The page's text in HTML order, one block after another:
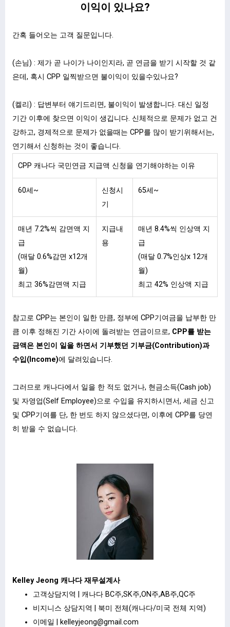
이익이 있나요?
간혹 들어오는 고객 질문입니다.
(손님) : 제가 곧 나이가 나이인지라, 곧 연금을 받기 시작할 것 같
은데, 혹시 CPP 일찍받으면 불이익이 있을수있나요?
(켈리) : 답변부터 얘기드리면, 불이익이 발생합니다. 대신 일정
기간 이후에 찾으면 이익이 생깁니다. 신체적으로 문제가 없고 건
강하고, 경제적으로 문제가 없을때는 CPP를 많이 받기위해서는,
연기해서 신청하는 것이 좋습니다.
CPP 캐나다 국민연금 지급액 신청을 연기해야하는 이유
60세~
신청시
기
65세~
매년 7.2%씩 감면액 지
급
(매달 0.6%감면 x12개
월)
최고 36%감면액 지급
지급내
용
매년 8.4%씩 인상액 지
급
(매달 0.7%인상x 12개
월)
최고 42% 인상액 지급
참고로 CPP는 본인이 일한 만큼, 정부에 CPP기여금을 납부한 만
큼 이후 정해진 기간 사이에 돌려받는 연금이므로, CPP를 받는
금액은 본인이 일을 하면서 기부했던 기부금(Contribution)과
수입(Income)에 달려있습니다.
그러므로 캐나다에서 일을 한 적도 없거나, 현금소득(Cash job)
및 자영업(Self Employee)으로 수입을 유지하시면서, 세금 신고
및 CPP기여를 단, 한 번도 하지 않으셨다면, 이후에 CPP를 당연
히 받을 수 없습니다.
Kelley Jeong 캐나다 재무설계사
고객상담지역 | 캐나다 BC주,SK주,ON주,AB주,QC주
비지니스 상담지역 | 북미 전체(캐나다/미국 전체 지역)
이메일 |
kelleyjeong@gmail.com